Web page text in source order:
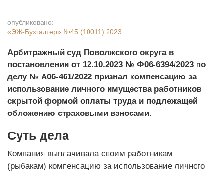
опубликовано:
«ЭЖ-Бухгалтер» №45 (10011) 2023
Арбитражный суд Поволжского округа в
постановлении от 12.10.2023 № Ф06-6394/2023 по
делу № А06-461/2022 признал компенсацию за
использование личного имущества работников
скрытой формой оплаты труда и подлежащей
обложению страховыми взносами.
Суть дела
Компания выплачивала своим работникам
(рыбакам) компенсацию за использование личного